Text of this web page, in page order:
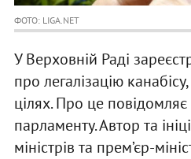
ФОТО: LIGA.NET
У Верховній Раді
про легалізацію
цілях. Про це
парламенту. Автор та
міністрів та прем’єр-